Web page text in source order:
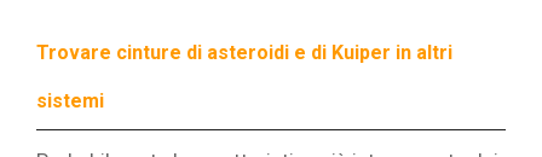
Trovare cinture di asteroidi e di Kuiper in altri
sistemi